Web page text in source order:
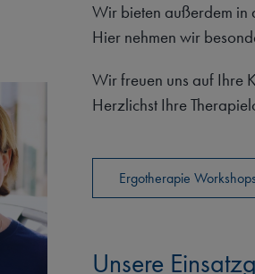
Wir bieten außerdem in
Hier nehmen wir
Wir freuen uns auf Ihre
Herzlichst Ihre
Ergotherapie
Unsere